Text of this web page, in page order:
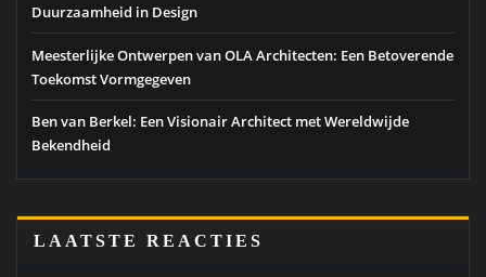
Duurzaamheid in Design
Meesterlijke Ontwerpen van OLA Architecten: Een Betoverende
Toekomst Vormgegeven
Ben van Berkel: Een Visionair Architect met Wereldwijde
Bekendheid
LAATSTE REACTIES